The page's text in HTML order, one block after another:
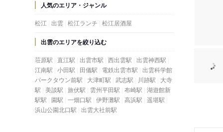
人気のエリア・ジャンル
松江 出雲 松江ランチ 松江居酒屋
出雲のエリアを絞り込む
荘原駅 直江駅 出雲市駅 西出雲駅 出雲神西駅
江南駅 小田駅 田儀駅 電鉄出雲市駅 出雲科学館
パークタウン前駅
大津町駅 武志駅 川跡駅
大寺
駅
美談駅 旅伏駅 雲州平田駅 布崎駅 湖遊館新
駅駅 園駅 一畑口駅 伊野灘駅 高浜駅 遥堪駅
浜山公園北口駅 出雲大社前駅